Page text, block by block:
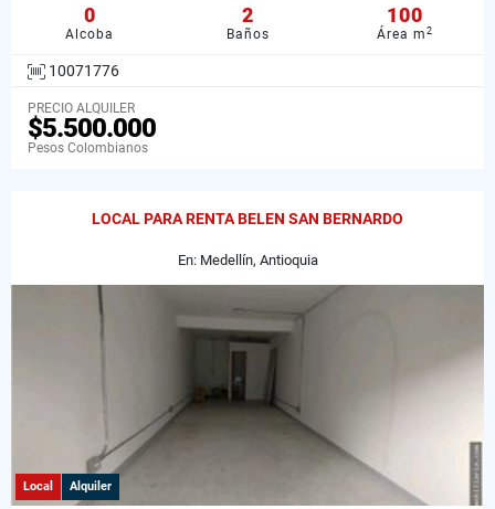
0
Alcoba
2
Baños
100
Área m2
10071776
PRECIO ALQUILER
$5.500.000
Pesos Colombianos
LOCAL PARA RENTA BELEN SAN BERNARDO
En: Medellín, Antioquia
Local Alquiler